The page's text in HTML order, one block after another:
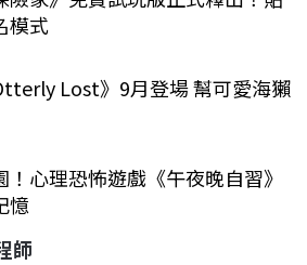
模式
Lost》9月登場 幫可愛海獺
心理恐怖遊戲《午夜晚自習》
憶
師